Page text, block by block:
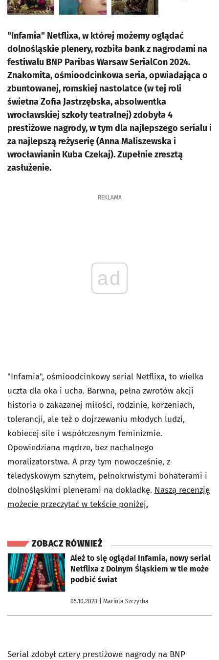
"Infamia" Netflixa, w której możemy oglądać
dolnośląskie plenery, rozbiła bank z nagrodami na
festiwalu BNP Paribas Warsaw SerialCon 2024.
Znakomita, ośmioodcinkowa seria, opwiadająca o
zbuntowanej, romskiej nastolatce (w tej roli
świetna Zofia Jastrzębska, absolwentka
wrocławskiej szkoły teatralnej) zdobyła 4
prestiżowe nagrody, w tym dla najlepszego serialu i
za najlepszą reżyserię (Anna Maliszewska i
wrocławianin Kuba Czekaj). Zupełnie zresztą
zasłużenie.
REKLAMA
ad
"Infamia", ośmioodcinkowy serial Netflixa, to wielka
uczta dla oka i ucha. Barwna, pełna zwrotów akcji
historia o zakazanej miłości, rodzinie, korzeniach,
tolerancji, ale też o dojrzewaniu młodych ludzi,
kobiecej sile i współczesnym feminizmie.
Opowiedziana mądrze, bez nachalnego
moralizatorstwa. A przy tym nowocześnie, z
teledyskowym sznytem, pełnokrwistymi bohaterami i
dolnośląskimi plenerami na dokładkę. Naszą recenzję
możecie przeczytać w tekście poniżej.
ZOBACZ RÓWNIEŻ
Ależ to się ogląda! Infamia, nowy serial
Netflixa z Dolnym Śląskiem w tle może
podbić świat
05.10.2023 | Mariola Szczyrba
otworzy się w nowej karcie
Serial zdobył cztery prestiżowe nagrody na BNP